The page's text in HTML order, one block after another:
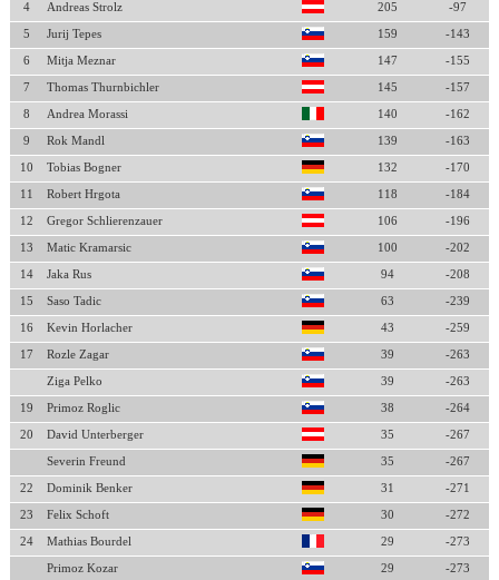
4 Andreas Strolz 205 -97
5 Jurij Tepes 159 -143
6 Mitja Meznar 147 -155
7 Thomas Thurnbichler 145 -157
8 Andrea Morassi 140 -162
9 Rok Mandl 139 -163
10 Tobias Bogner 132 -170
11 Robert Hrgota 118 -184
12 Gregor Schlierenzauer 106 -196
13 Matic Kramarsic 100 -202
14 Jaka Rus 94 -208
15 Saso Tadic 63 -239
16 Kevin Horlacher 43 -259
17 Rozle Zagar 39 -263
Ziga Pelko 39 -263
19 Primoz Roglic 38 -264
20 David Unterberger 35 -267
Severin Freund 35 -267
22 Dominik Benker 31 -271
23 Felix Schoft 30 -272
24 Mathias Bourdel 29 -273
Primoz Kozar 29 -273